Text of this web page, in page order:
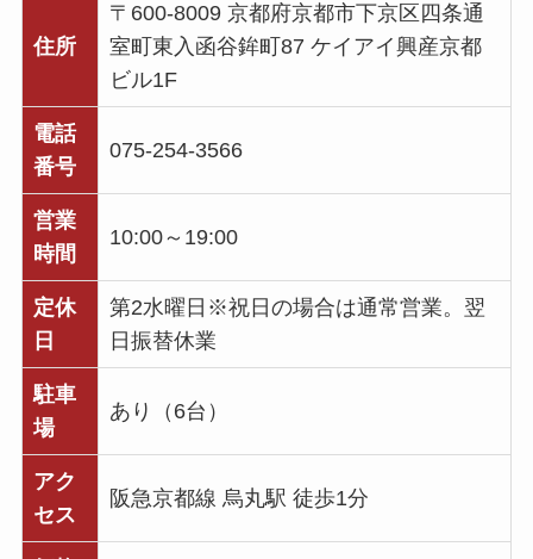
住所
〒600-8009 京都府京都市下京区四条通
室町東入函谷鉾町87 ケイアイ興産京都
ビル1F
電話
番号
075-254-3566
営業
時間
10:00～19:00
定休
日
第2水曜日※祝日の場合は通常営業。翌
日振替休業
駐車
場
あり（6台）
アク
セス
阪急京都線 烏丸駅 徒歩1分